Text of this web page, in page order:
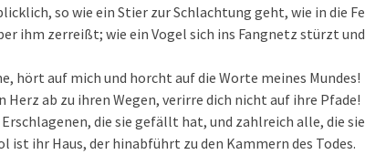
so wie ein Stier zur Schlachtung geht, wie in die
ihm zerreißt; wie ein Vogel sich ins Fangnetz stürzt
hört auf mich und horcht auf die Worte meines Mundes!
Herz ab zu ihren Wegen, verirre dich nicht auf ihre Pfade!
Erschlagenen, die sie gefällt hat, und zahlreich alle, die
ist ihr Haus, der hinabführt zu den Kammern des Todes.